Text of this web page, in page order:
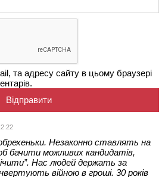
та адресу сайту в цьому браузері
Незаконно ставлять на
бачити можливих кандидатів,
Нас людей держать за
війною в гроші. 30 років